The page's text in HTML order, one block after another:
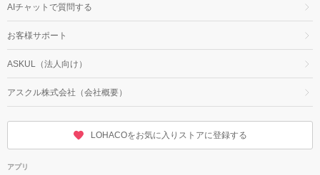
AIチャットで質問する
お客様サポート
ASKUL（法人向け）
アスクル株式会社（会社概要）
LOHACOをお気に入りストアに登録する
アプリ